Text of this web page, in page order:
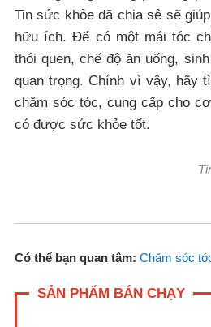
Tin sức khỏe đã chia sẻ sẽ
hữu ích. Để có một mái tóc
thói quen, chế độ ăn uống,
quan trọng. Chính vì vậy, hãy
chăm sóc tóc, cung cấp cho
có được sức khỏe tốt.
Có thể bạn quan tâm: Chăm sóc
SẢN PHẨM BÁN CHẠY